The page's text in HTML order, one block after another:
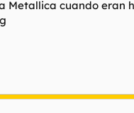
Metallica cuando eran